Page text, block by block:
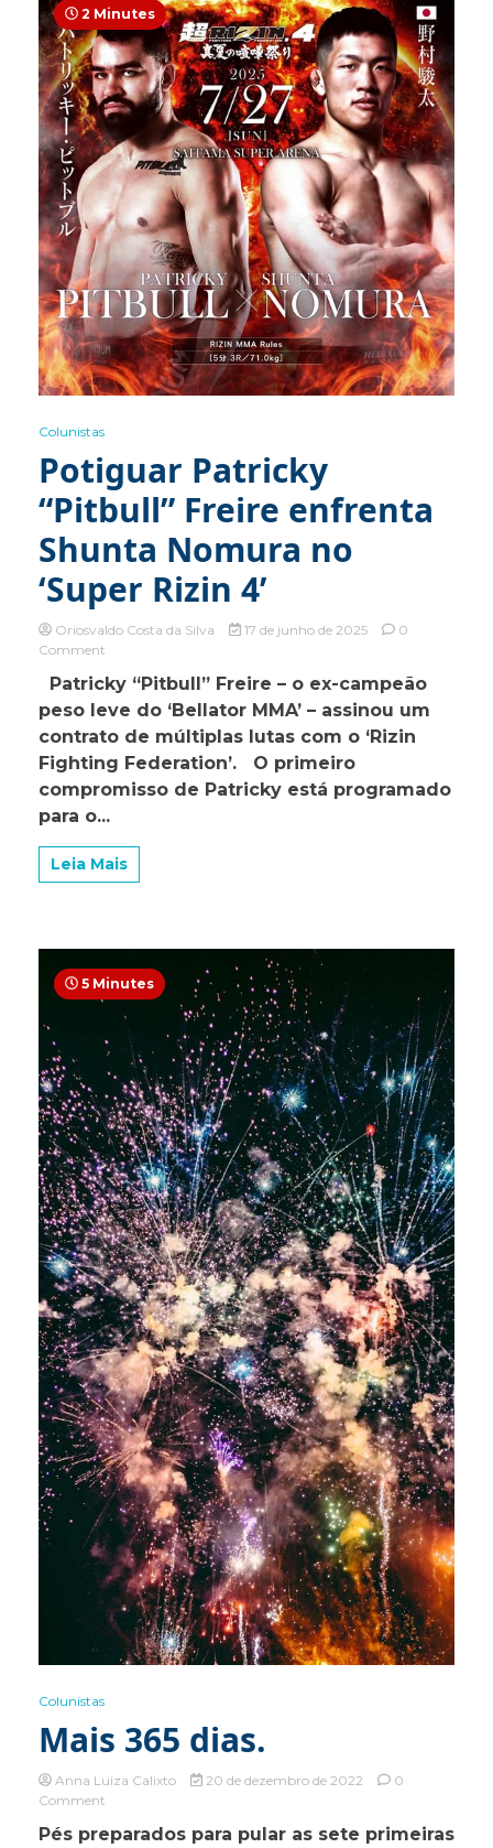
2 Minutes
Colunistas
Potiguar Patricky
“Pitbull” Freire enfrenta
Shunta Nomura no
‘Super Rizin 4’
Oriosvaldo Costa da Silva 17 de junho de 2025
0
Comment
Patricky
“Pitbull”
Freire
enfrenta
Shunta
Nomura
‘Super
Rizin
4’
Patricky “Pitbull” Freire – o ex-campeão
peso leve do ‘Bellator MMA’ – assinou um
contrato de múltiplas lutas com o ‘Rizin
Fighting Federation’. O primeiro
compromisso de Patricky está programado
para o...
Leia Mais
5 Minutes
Colunistas
Mais 365 dias.
Anna Luiza Calixto 20 de dezembro de 2022
0
Comment
365
Pés preparados para pular as sete primeiras